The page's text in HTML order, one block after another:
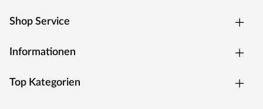
Shop Service
Informationen
Top Kategorien